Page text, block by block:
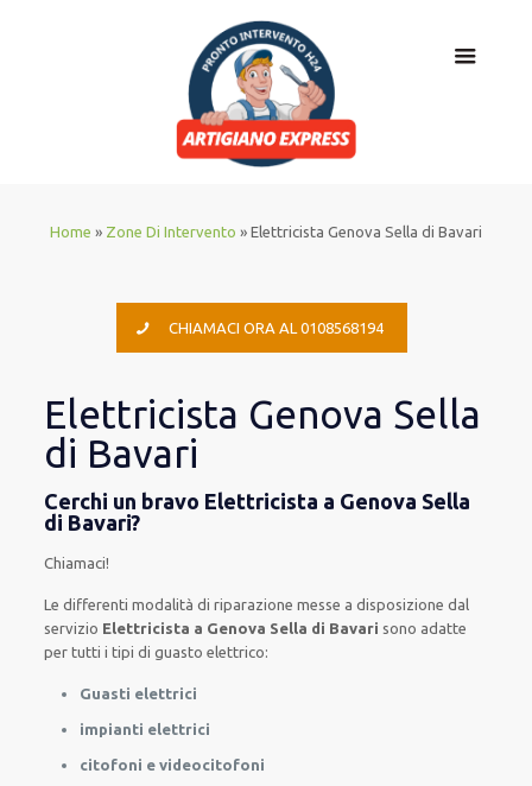
Home » Zone Di Intervento » Elettricista Genova Sella di Bavari
CHIAMACI ORA AL 0108568194
Elettricista Genova Sella
di Bavari
Cerchi un bravo Elettricista a Genova Sella
di Bavari?
Chiamaci!
Ledifferenti modalità diriparazione messe a disposizione dal
servizio Elettricista a Genova Sella di Bavari sono adatte
pertutti i tipi di guasto elettrico:
Guasti elettrici
impianti elettrici
citofoni e videocitofoni